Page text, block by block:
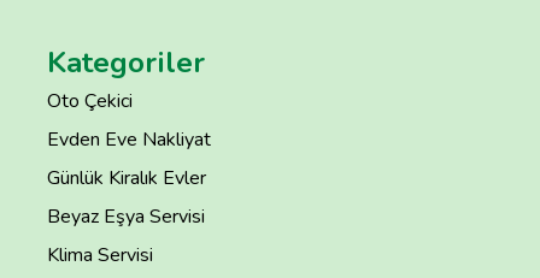
Kategoriler
Oto Çekici
Evden Eve Nakliyat
Günlük Kiralık Evler
Beyaz Eşya Servisi
Klima Servisi